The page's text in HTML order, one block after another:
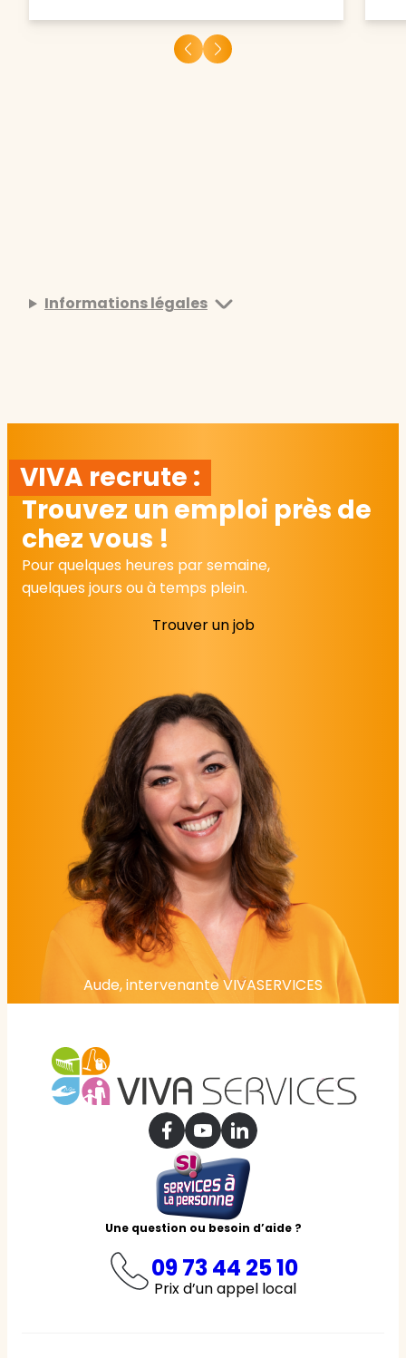
Informations légales
VIVA recrute :
Trouvez un emploi près de
chez vous !
Pour quelques heures par semaine,
quelques jours ou à temps plein.
Trouver un job
Aude, intervenante VIVASERVICES
Une question ou besoin d’aide ?
09 73 44 25 10
Prix d’un appel local